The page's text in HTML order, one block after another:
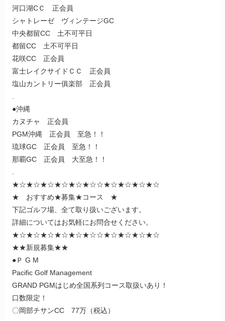
河口湖CＣ 正会員
シャトレーゼ ヴィンテージGC
中央都留CC 土不可平日
都留CC 土不可平日
花咲CC 正会員
富士レイクサイドＣＣ 正会員
塩山カントリー俱楽部 正会員
●沖縄
カヌチャ 正会員
PGM沖縄 正会員 至急！！
琉球GC 正会員 至急！！
那覇GC 正会員 大至急！！
★☆★☆★☆★☆★☆★☆☆★☆★☆★☆★☆
★ おすすめ★募集★コース ★
下記ゴルフ場、全て取り扱いございます。
詳細についてはお気軽にお問合せください。
★☆★☆★☆★☆★☆★☆☆★☆★☆★☆★☆
★★新規募集★★
●Ｐ G M
Pacific Golf Management
GRAND PGMはじめ全国系列コース取扱いあり！
口数限定！
〇岡部チサンCC 77万（税込）